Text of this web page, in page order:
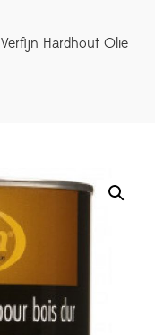
Verfijn Hardhout Olie